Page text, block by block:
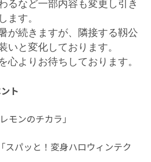
るなど一部内容も変更し引き
します。
が続きますが、隣接する靱公
いと変化しております。
心よりお待ちしております。
ト
ンのチカラ」
パッと！変身ハロウィンテク